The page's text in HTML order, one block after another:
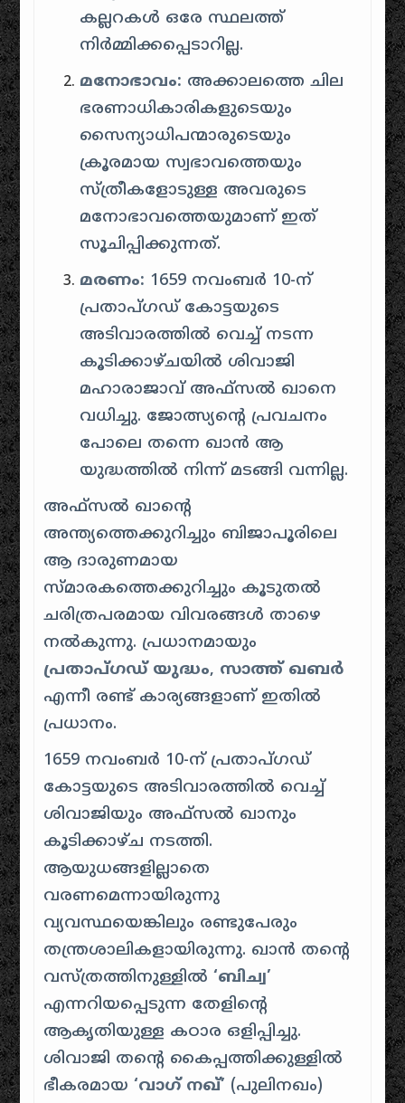
കല്ലറകൾ ഒരേ സ്ഥലത്ത്
നിർമ്മിക്കപ്പെടാറില്ല.
മനോഭാവം: അക്കാലത്തെ ചില
ഭരണാധികാരികളുടെയും
സൈന്യാധിപന്മാരുടെയും
ക്രൂരമായ സ്വഭാവത്തെയും
സ്ത്രീകളോടുള്ള അവരുടെ
മനോഭാവത്തെയുമാണ് ഇത്
സൂചിപ്പിക്കുന്നത്.
മരണം: 1659 നവംബർ 10-ന്
പ്രതാപ്ഗഡ് കോട്ടയുടെ
അടിവാരത്തിൽ വെച്ച് നടന്ന
കൂടിക്കാഴ്ചയിൽ ശിവാജി
മഹാരാജാവ് അഫ്സൽ ഖാനെ
വധിച്ചു. ജോത്സ്യൻ്റെ പ്രവചനം
പോലെ തന്നെ ഖാൻ ആ
യുദ്ധത്തിൽ നിന്ന് മടങ്ങി വന്നില്ല.
അഫ്സൽ ഖാൻ്റെ
അന്ത്യത്തെക്കുറിച്ചും ബിജാപൂരിലെ
ആ ദാരുണമായ
സ്മാരകത്തെക്കുറിച്ചും കൂടുതൽ
ചരിത്രപരമായ വിവരങ്ങൾ താഴെ
നൽകുന്നു. പ്രധാനമായും
പ്രതാപ്ഗഡ് യുദ്ധം, സാത്ത് ഖബർ
എന്നീ രണ്ട് കാര്യങ്ങളാണ് ഇതിൽ
പ്രധാനം.
1659 നവംബർ 10-ന് പ്രതാപ്ഗഡ്
കോട്ടയുടെ അടിവാരത്തിൽ വെച്ച്
ശിവാജിയും അഫ്സൽ ഖാനും
കൂടിക്കാഴ്ച നടത്തി.
ആയുധങ്ങളില്ലാതെ
വരണമെന്നായിരുന്നു
വ്യവസ്ഥയെങ്കിലും രണ്ടുപേരും
തന്ത്രശാലികളായിരുന്നു. ഖാൻ തന്റെ
വസ്ത്രത്തിനുള്ളിൽ‘ബിച്വ’
എന്നറിയപ്പെടുന്ന തേളിന്റെ
ആകൃതിയുള്ള കഠാര ഒളിപ്പിച്ചു.
ശിവാജി തന്റെ കൈപ്പത്തിക്കുള്ളിൽ
ഭീകരമായ‘വാഗ് നഖ്’ (പുലിനഖം)